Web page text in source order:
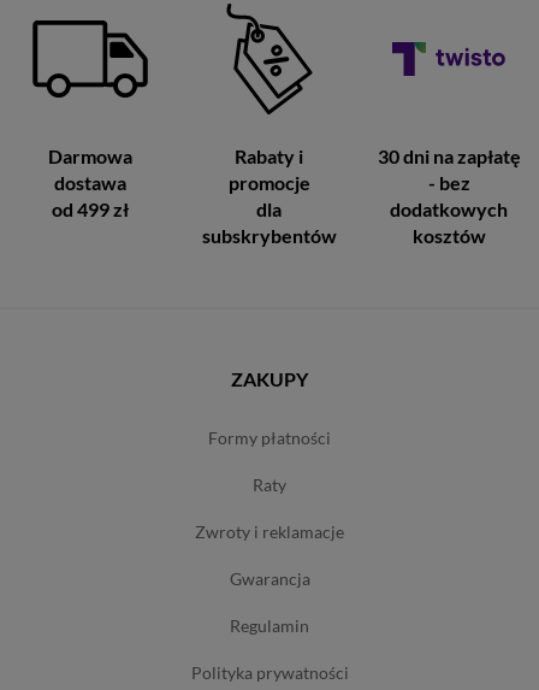
Darmowa
dostawa
od 499 zł
Rabaty i
promocje
dla
subskrybentów
30 dni na zapłatę
- bez
dodatkowych
kosztów
ZAKUPY
formy płatności
raty
zwroty i reklamacje
gwarancja
regulamin
polityka prywatności